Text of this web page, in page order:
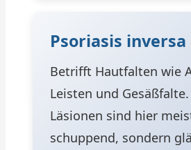
Psoriasis inversa
Betrifft Hautfalten wie
Leisten und
Läsionen sind hier
schuppend, sondern